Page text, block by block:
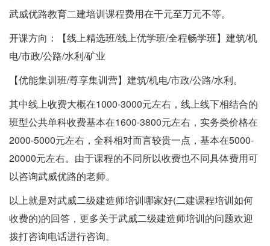
武威优路教育二建培训课程费用在干元至万元不等。
开课方向：【线上精选班/线上优学班/全程畅学班】建筑/机
电/市政/公路/水利/矿业
【优能集训班/尊享集训营】建筑/机电/市政/公路/水利。
其中线上收费大概在1000-3000元左右，线上线下相结合的
班型公共单科收费基本在1600-3800元左右，实务类价格在
2000-5000元左右，全科相对而言较贵一点，基本在5000-
20000元左右。由于课程的不同所以收费也不同具体费用可
以咨询武威优路的老师。
以上就是对武威二级建造师培训哪家好(二建课程培训如何
收费的)的回答，更多关于武威二级建造师培训的问题欢迎
拨打咨询电话进行咨询。